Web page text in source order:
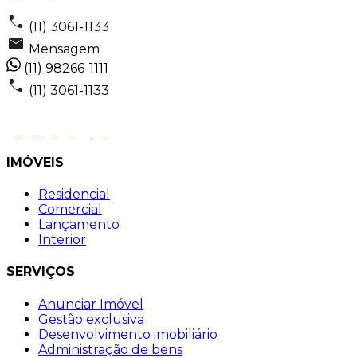
(11) 3061-1133
Mensagem
(11) 98266-1111
(11) 3061-1133
IMÓVEIS
Residencial
Comercial
Lançamento
Interior
SERVIÇOS
Anunciar Imóvel
Gestão exclusiva
Desenvolvimento imobiliário
Administração de bens